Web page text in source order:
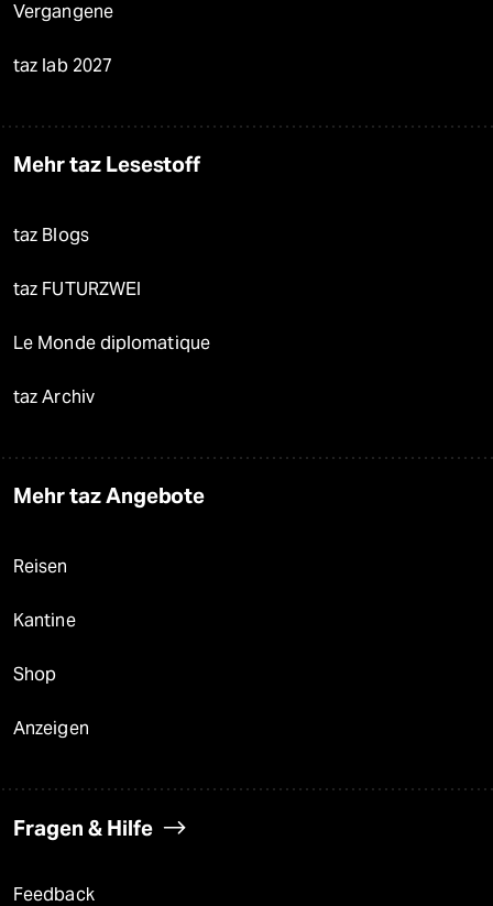
Vergangene
taz lab 2027
Mehr taz Lesestoff
taz Blogs
taz FUTURZWEI
Le Monde diplomatique
taz Archiv
Mehr taz Angebote
Reisen
Kantine
Shop
Anzeigen
Fragen & Hilfe
Feedback